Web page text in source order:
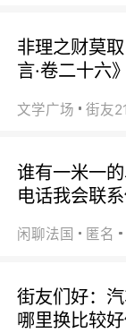
非理之财莫
言·卷二十六
文学广场
谁有一米一
电话我会联
闲聊法国 匿名
街友们好：
哪里换比较